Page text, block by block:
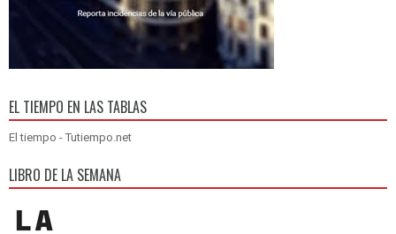
EL TIEMPO EN LAS TABLAS
El tiempo - Tutiempo.net
LIBRO DE LA SEMANA